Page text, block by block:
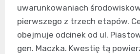
uwarunkowaniach
pierwszego z trzech etapów.
obejmuje odcinek od ul.
gen. Maczka. Kwestię tą